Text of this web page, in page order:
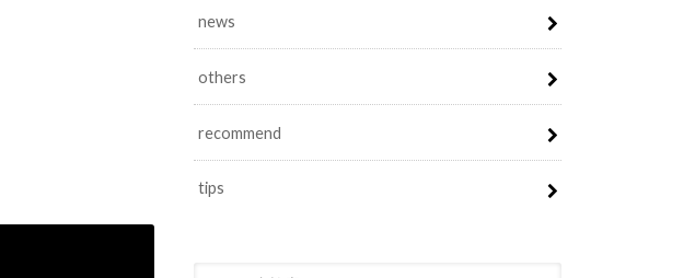
news
others
recommend
tips